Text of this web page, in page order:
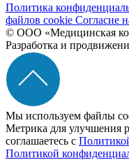
Политика
файлов cookie Согласие
© ООО «Медицинская
Разработка и
Мы используем файлы
Метрика для улучшения
соглашаетесь с
Политикой